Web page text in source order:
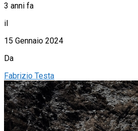
3 anni fa
il
15 Gennaio 2024
Da
Fabrizio Testa